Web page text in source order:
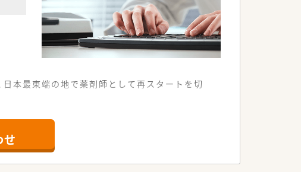
本最東端の地で薬剤師として再スタートを切
揃っております。
取り組めます。
発揮できます。
せ